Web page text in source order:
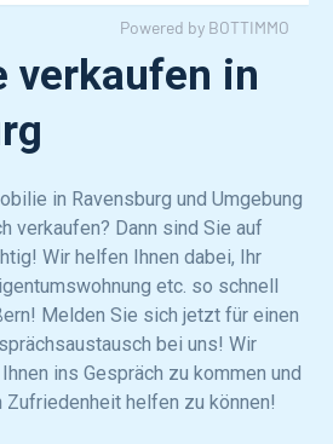
verkaufen in
in Ravensburg und Umgebung
verkaufen? Dann sind Sie auf
Wir helfen Ihnen dabei, Ihr
etc. so schnell
Melden Sie sich jetzt für einen
bei uns! Wir
ins Gespräch zu kommen und
helfen zu können!